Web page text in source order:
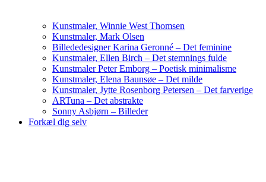
Kunstmaler, Winnie West Thomsen
Kunstmaler, Mark Olsen
Billededesigner Karina Geronné – Det feminine
Kunstmaler, Ellen Birch – Det stemnings fulde
Kunstmaler Peter Emborg – Poetisk minimalisme
Kunstmaler, Elena Baunsøe – Det milde
Kunstmaler, Jytte Rosenborg Petersen – Det farverige
ARTuna – Det abstrakte
Sonny Asbjørn – Billeder
Forkæl dig selv